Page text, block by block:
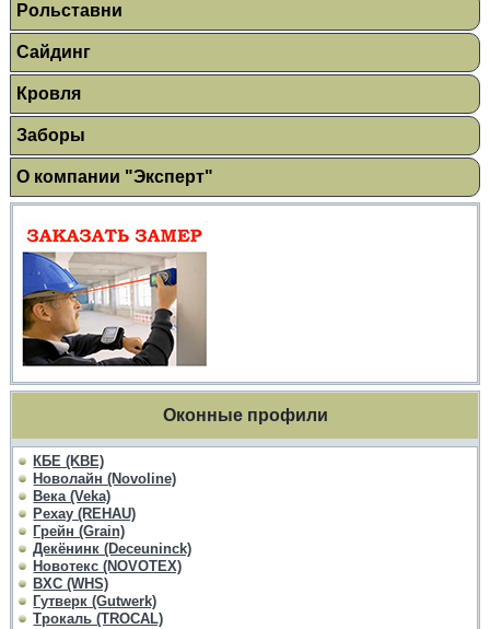
Рольставни
Сайдинг
Кровля
Заборы
О компании "Эксперт"
Оконные профили
КБЕ (KBE)
Новолайн (Novoline)
Века (Veka)
Рехау (REHAU)
Грейн (Grain)
Декёнинк (Deceuninck)
Новотекс (NOVOTEX)
ВХС (WHS)
Гутверк (Gutwerk)
Трокаль (TROCAL)